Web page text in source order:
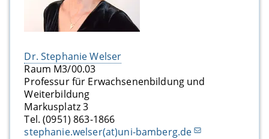
Dr. Stephanie Welser
Raum M3/00.03
Professur für Erwachsenenbildung und
Weiterbildung
Markusplatz 3
Tel. (0951) 863-1866
stephanie.welser(at)uni-bamberg.de